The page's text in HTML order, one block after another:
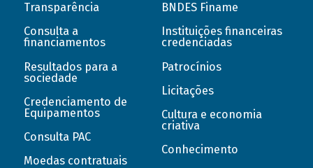
Transparência
Consulta a
financiamentos
Resultados para a
sociedade
Credenciamento de
Equipamentos
Consulta PAC
Moedas contratuais
BNDES Finame
Instituições financeiras
credenciadas
Patrocínios
Licitações
Cultura e economia
criativa
Conhecimento